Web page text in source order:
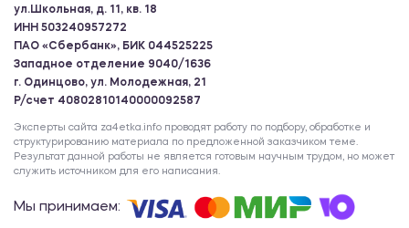
ул.Школьная, д. 11, кв. 18
ИНН 503240957272
ПАО «Сбербанк», БИК 044525225
Западное отделение 9040/1636
г. Одинцово, ул. Молодежная, 21
Р/счет 40802810140000092587
Эксперты сайта za4etka.info проводят работу по подбору, обработке и
структурированию материала по предложенной заказчиком теме.
Результат данной работы не является готовым научным трудом, но может
служить источником для его написания.
Мы принимаем: